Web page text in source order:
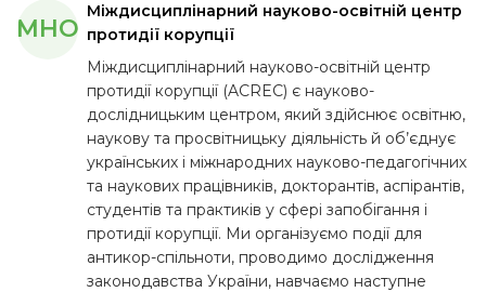
МНО
Міждисциплінарний науково-освітній центр
протидії корупції
Міждисциплінарний науково-освітній центр
протидії корупції (ACREC) є науково-
дослідницьким центром, який здійснює освітню,
наукову та просвітницьку діяльність й об’єднує
українських і міжнародних науково-педагогічних
та наукових працівників, докторантів, аспірантів,
студентів та практиків у сфері запобігання і
протидії корупції. Ми організуємо події для
антикор-спільноти, проводимо дослідження
законодавства України, навчаємо наступне